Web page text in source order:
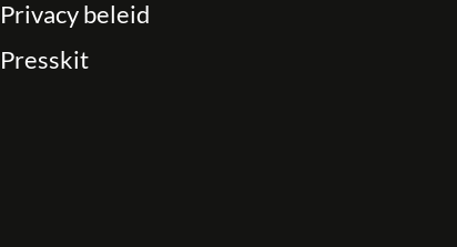
Privacy beleid
Presskit